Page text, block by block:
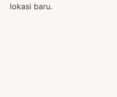
lokasi baru.